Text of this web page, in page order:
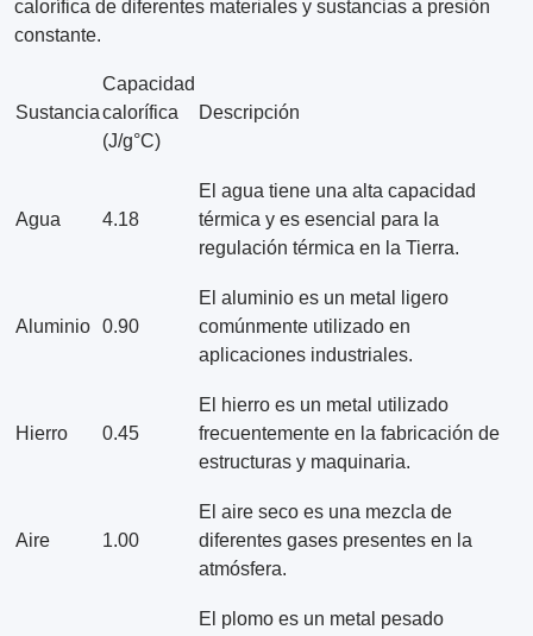
calorífica de diferentes materiales y sustancias a presión
constante.
Sustancia
Capacidad
calorífica
(J/g°C)
Descripción
Agua 4.18
El agua tiene una alta capacidad
térmica y es esencial para la
regulación térmica en la Tierra.
Aluminio 0.90
El aluminio es un metal ligero
comúnmente utilizado en
aplicaciones industriales.
Hierro 0.45
El hierro es un metal utilizado
frecuentemente en la fabricación de
estructuras y maquinaria.
Aire 1.00
El aire seco es una mezcla de
diferentes gases presentes en la
atmósfera.
El plomo es un metal pesado